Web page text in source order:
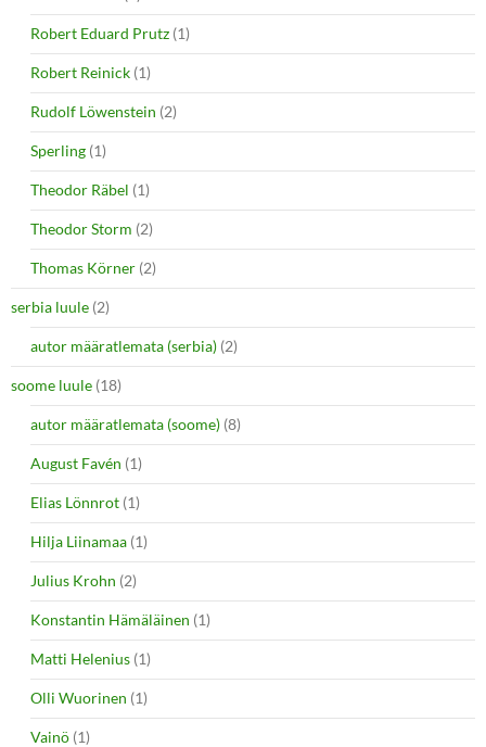
Robert Eduard Prutz (1)
Robert Reinick (1)
Rudolf Löwenstein (2)
Sperling (1)
Theodor Räbel (1)
Theodor Storm (2)
Thomas Körner (2)
serbia luule (2)
autor määratlemata (serbia) (2)
soome luule (18)
autor määratlemata (soome) (8)
August Favén (1)
Elias Lönnrot (1)
Hilja Liinamaa (1)
Julius Krohn (2)
Konstantin Hämäläinen (1)
Matti Helenius (1)
Olli Wuorinen (1)
Vainö (1)